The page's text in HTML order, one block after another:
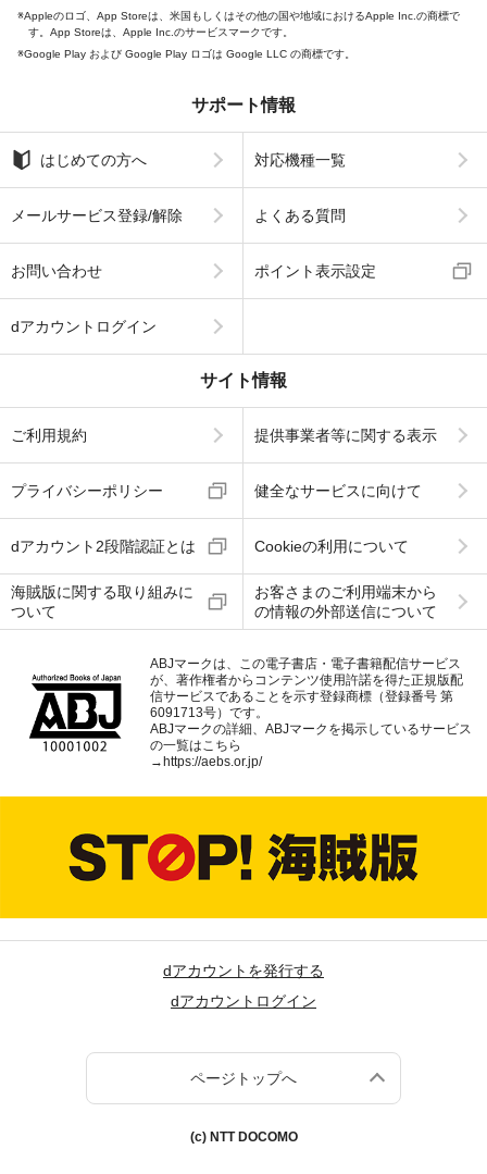
Appleのロゴ、App Storeは、米国もしくはその他の国や地域におけるApple Inc.の商標で
す。App Storeは、Apple Inc.のサービスマークです。
Google Play および Google Play ロゴは Google LLC の商標です。
サポート情報
はじめての方へ 対応機種一覧
メールサービス登録/解除 よくある質問
お問い合わせ ポイント表示設定
dアカウントログイン
サイト情報
ご利用規約 提供事業者等に関する表示
プライバシーポリシー 健全なサービスに向けて
dアカウント2段階認証とは Cookieの利用について
海賊版に関する取り組みに
ついて
お客さまのご利用端末から
の情報の外部送信について
ABJマークは、この電子書店・電子書籍配信サービス
が、著作権者からコンテンツ使用許諾を得た正規版配
信サービスであることを示す登録商標（登録番号 第
6091713号）です。
ABJマークの詳細、ABJマークを掲示しているサービス
の一覧はこちら
→ https://aebs.or.jp/
dアカウントを発行する
dアカウントログイン
ページトップへ
(c) NTT DOCOMO